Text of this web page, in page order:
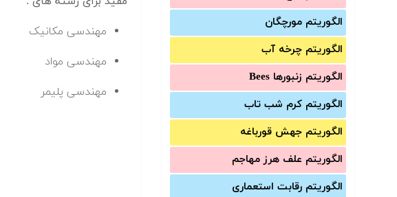
الگوریتم مورچگان
الگوریتم چرخه آب
الگوریتم زنبورها Bees
الگوریتم کرم شب تاب
الگوریتم جهش قورباغه
الگوریتم علف هرز مهاجم
الگوریتم رقابت استعماری
مهندسی مکانیک
مهندسی مواد
مهندسی پلیمر